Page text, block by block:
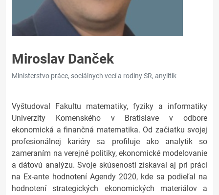
Miroslav Danček
Ministerstvo práce, sociálnych vecí a rodiny SR, anylitik
Vyštudoval Fakultu matematiky, fyziky a informatiky
Univerzity Komenského v Bratislave v odbore
ekonomická a finančná matematika. Od začiatku svojej
profesionálnej kariéry sa profiluje ako analytik so
zameraním na verejné politiky, ekonomické modelovanie
a dátovú analýzu. Svoje skúsenosti získaval aj pri práci
na Ex-ante hodnotení Agendy 2020, kde sa podieľal na
hodnotení strategických ekonomických materiálov a